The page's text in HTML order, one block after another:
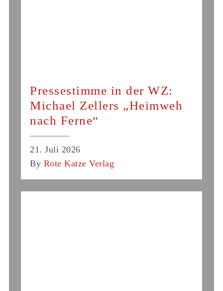
Pressestimme in der WZ:
Michael Zellers „Heimweh
nach Ferne“
21. Juli 2026
By Rote Katze Verlag